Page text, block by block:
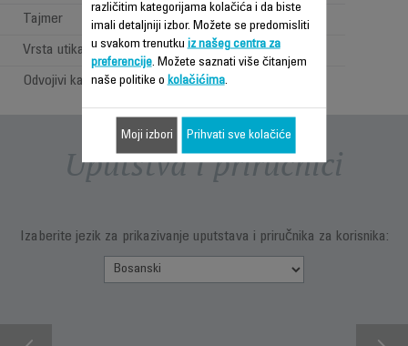
Tajmer
Vrsta utikača EUR
Odvojivi kabal
Uputstva i priručnici
Izaberite jezik za prikazivanje uputstava i priručnika za korisnika:
različitim kategorijama kolačića i da biste
imali detaljniji izbor. Možete se predomisliti
u svakom trenutku iz našeg centra za
preferencije. Možete saznati više čitanjem
naše politike o kolačićima.
Moji izbori Prihvati sve kolačiće